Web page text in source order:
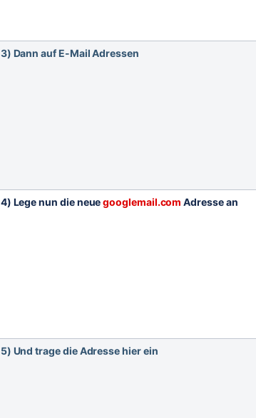
3) Dann auf E-Mail Adressen
4) Lege nun die neuegooglemail.com Adresse an
5) Und trage die Adresse hier ein